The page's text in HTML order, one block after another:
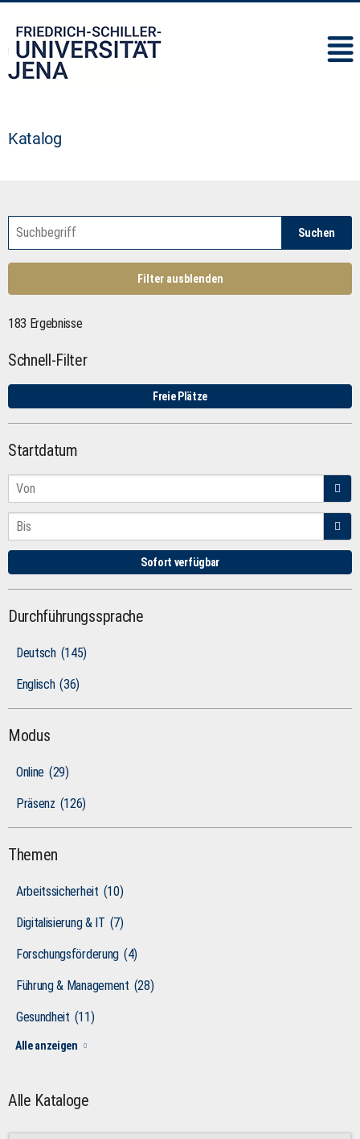
Katalog
Suchen
Filter ausblenden
183 Ergebnisse
Schnell-Filter
Freie Plätze
Startdatum
Sofort verfügbar
Durchführungssprache
Deutsch (145)
Englisch (36)
Modus
Online (29)
Präsenz (126)
Themen
Arbeitssicherheit (10)
Digitalisierung & IT (7)
Forschungsförderung (4)
Führung & Management (28)
Gesundheit (11)
Alle anzeigen
Alle Kataloge